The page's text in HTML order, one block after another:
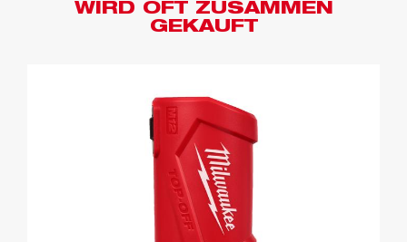
WIRD OFT ZUSAMMEN
GEKAUFT